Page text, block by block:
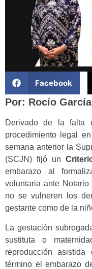
Facebook
Por: Rocío
Derivado de la falta
procedimiento legal
semana anterior la
(SCJN) fijó un
embarazo al
voluntaria ante
no se vulneren los
gestante como de la
La gestación
sustituta o
reproducción
término el embarazo